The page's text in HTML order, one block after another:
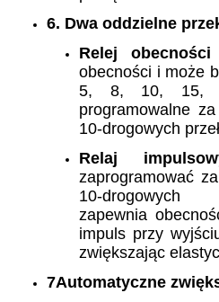
6. Dwa oddzielne
Relej
obecności i może
5, 8, 10, 15,
programowalne
10-drogowych
Relaj
zaprogramować
10-drogowych
zapewnia
impuls przy
zwiększając
7Automatyczne